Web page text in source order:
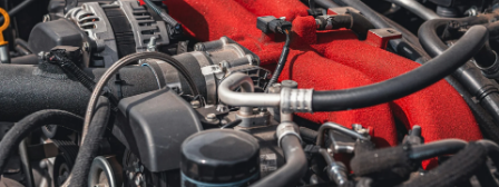
Newsreader